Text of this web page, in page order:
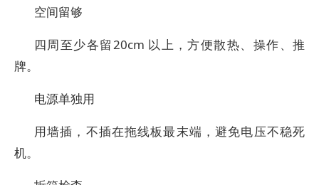
空间留够
四周至少各留20cm 以上，方便散热、操作、推
牌。
电源单独用
用墙插，不插在拖线板最末端，避免电压不稳死
机。